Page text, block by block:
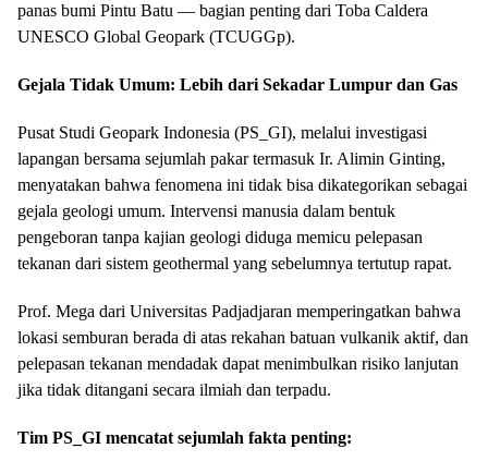
panas bumi Pintu Batu — bagian penting dari Toba Caldera
UNESCO Global Geopark (TCUGGp).
Gejala Tidak Umum: Lebih dari Sekadar Lumpur dan Gas
Pusat Studi Geopark Indonesia (PS_GI), melalui investigasi
lapangan bersama sejumlah pakar termasuk Ir. Alimin Ginting,
menyatakan bahwa fenomena ini tidak bisa dikategorikan sebagai
gejala geologi umum. Intervensi manusia dalam bentuk
pengeboran tanpa kajian geologi diduga memicu pelepasan
tekanan dari sistem geothermal yang sebelumnya tertutup rapat.
Prof. Mega dari Universitas Padjadjaran memperingatkan bahwa
lokasi semburan berada di atas rekahan batuan vulkanik aktif, dan
pelepasan tekanan mendadak dapat menimbulkan risiko lanjutan
jika tidak ditangani secara ilmiah dan terpadu.
Tim PS_GI mencatat sejumlah fakta penting: